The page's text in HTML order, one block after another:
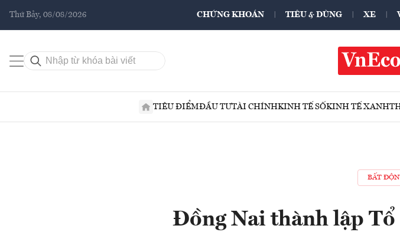
Thứ Bảy, 08/08/2026 CHỨNG KHOÁN TIÊU & DÙNG XE
TIÊU ĐIỂMĐẦU TƯTÀI CHÍNHKINH TẾ SỐKINH TẾ XANH
BẤT
Đồng Nai thành lập Tổ